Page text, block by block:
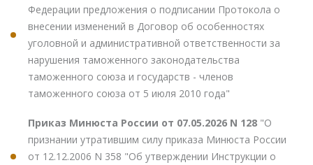
Федерации предложения о подписании Протокола о
внесении изменений в Договор об особенностях
уголовной и административной ответственности за
нарушения таможенного законодательства
таможенного союза и государств - членов
таможенного союза от 5 июля 2010 года"
Приказ Минюста России от 07.05.2026 N 128 "О
признании утратившим силу приказа Минюста России
от 12.12.2006 N 358 "Об утверждении Инструкции о